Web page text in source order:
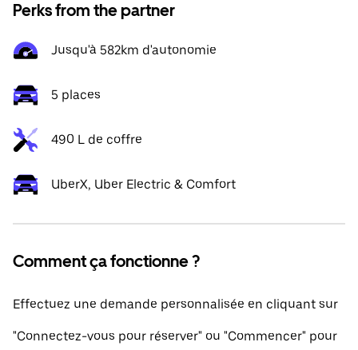
Perks from the partner
Jusqu'à 582km d'autonomie
5 places
490 L de coffre
UberX, Uber Electric & Comfort
Comment ça fonctionne ?
Effectuez une demande personnalisée en cliquant sur
"Connectez-vous pour réserver" ou "Commencer" pour